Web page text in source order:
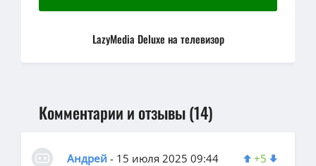
LazyMedia Deluxe на телевизор
Комментарии и отзывы (14)
Андрей - 15 июля 2025 09:44
+5